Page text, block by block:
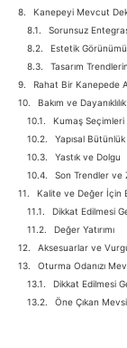
Kanepeyi Mevcut
Sorunsuz
Estetik
Tasarım
Rahat Bir Kanepede
Bakım ve
Kumaş Seçimleri
Yapısal Bütünlük
Yastık ve Dolgu
Son Trendler ve
Kalite ve Değer İçin
Dikkat Edilmesi
Değer Yatırımı
Aksesuarlar ve
Oturma Odanızı
Dikkat Edilmesi
Öne Çıkan